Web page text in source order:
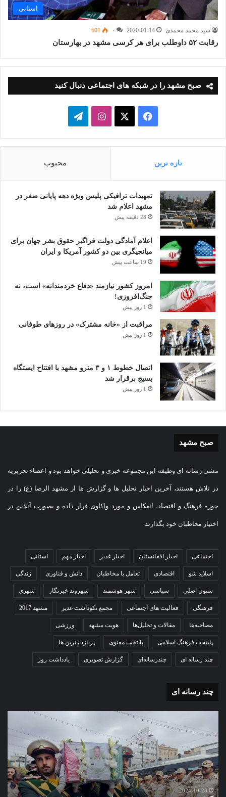
استانی
سید محمد محمدی 2020-01-14 ۰ 601
رقابت ۵۲ داوطلب برای هر کرسی مشهد در بهارستان
صبح مشهد را در شبکه های اجتماعی دنبال کنید
فیسبوک ایکساینستاگرامتلگرام
تازه ترین محبوب
تمهیدات ترافیکی پلیس ویژه دهه پایانی صفر در
مشهد اعلام شد
28 دقیقه پیش
اعلام آمادگی دولت فراگیر حقوق بشر جهان برای
میانجیگری بین دو کشور آمریکا و ایران
19 ساعت پیش
امروز کشور نیازمند «دفاع خردمندانه» است، نه
جنگ‌افروزی!
1 روز پیش
مراقبت از «خانه مشترک» در روزهای طوفانی
1 روز پیش
اتصال خطوط ۱ و ۳ مترو مشهد با افتتاح ایستگاه
بسیج برقرار شد
1 روز پیش
صبح مشهد
مشی رسانه ای وظیفه این مجموعه خبری و تحلیلی خواهد بود و اعضاء تحریریه
در تلاش هستند، آخرین اخبار تحلیل ها و گزارش ها از مشهد الرضا (ع) را در
حوزه فرهنگ و اقتصاد، انعکاس و مورد واکاوی قرار داده و بصورت آنلاین در
اختیار مخاطبان خود بگذارند.
اجتماعی اخبار افغانستان اخبار غدیر اخبار مهم استانی
اسلاید شو اقتصادی تعامل با مخاطبان دانش و فناوری زندگی
ستون اصلی سیاسی شهر هوشمند شهروند خبرنگار شهری
فرهنگی فعالیت های اجتماعی مجمع نکوداشت غدیر مشهد 2017
مصاحبه‌ها مقالات و تحلیل‌ها هویت مشهد ورزشی
پایتخت فرهنگ اسلامی پایتخت معنوی پربازدیدترین ها
چند رسانه ای چندرسانه‌ای گزارش تصویری یادداشت روز
چند رسانه ای
تشییع
پیکر
مطهر
شهید
امنیت
ستوانیکم
2024-10-28